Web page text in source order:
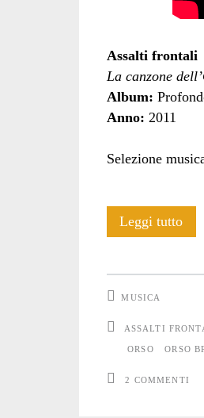
Assalti frontali
La canzone
Album:
Anno: 2011
Selezione
Leggi tutto
MUSICA
ASSALTI
ORSO ORSO
2 COMMENTI